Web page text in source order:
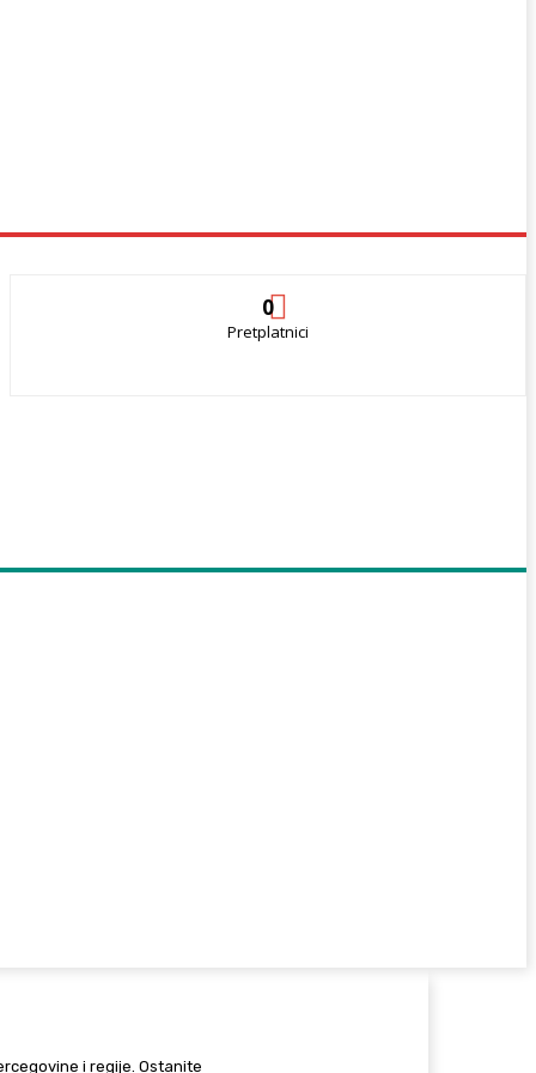
0
Pretplatnici
i regije. Ostanite